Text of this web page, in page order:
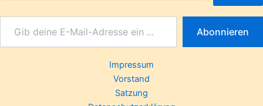
Abonnieren
Impressum
Vorstand
Satzung